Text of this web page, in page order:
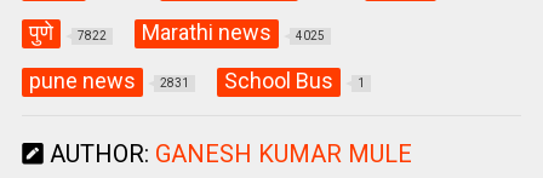
पुणे 7822 Marathi news 4025
pune news 2831 School Bus 1
AUTHOR: GANESH KUMAR MULE